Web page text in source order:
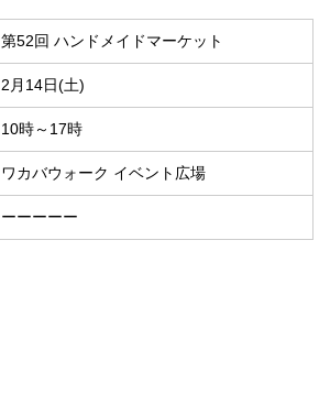
第52回 ハンドメイドマーケット
2月14日(土)
10時～17時
ワカバウォーク イベント広場
ーーーーー